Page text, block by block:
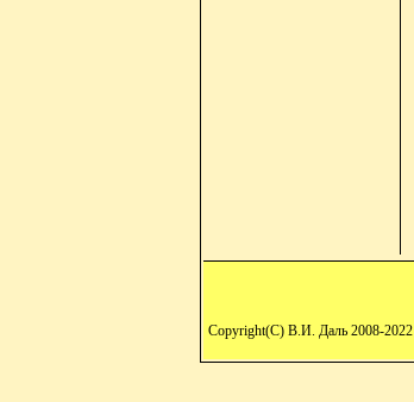
Copyright(C) В.И. Даль 2008-2022